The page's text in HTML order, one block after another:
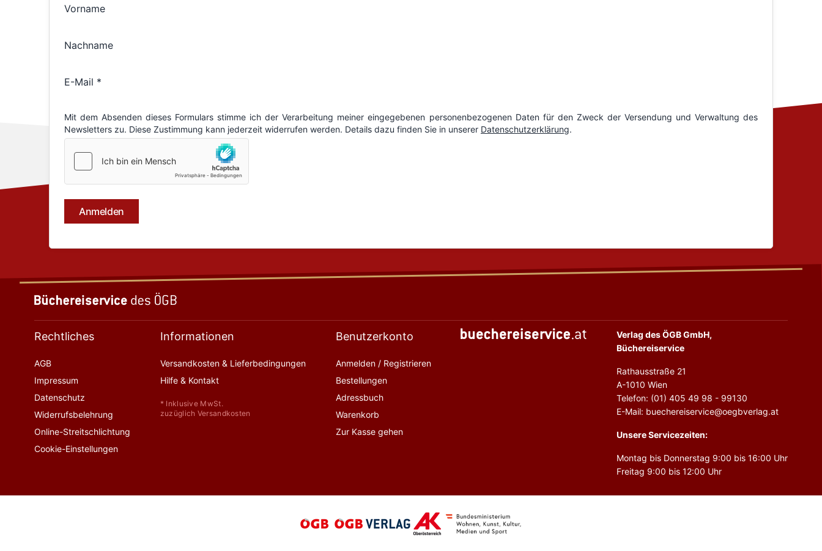
Rechtliches
AGB
Impressum
Datenschutz
Widerrufsbelehrung
Online-Streitschlichtung
Cookie-Einstellungen
Informationen
Versandkosten & Lieferbedingungen
Hilfe & Kontakt
* Inklusive MwSt.
zuzüglich Versandkosten
Benutzerkonto
Anmelden / Registrieren
Bestellungen
Adressbuch
Warenkorb
Zur Kasse gehen
Verlag des ÖGB GmbH,
Büchereiservice
Rathausstraße 21
A-1010 Wien
Telefon: (01) 405 49 98 - 99130
E-Mail: buechereiservice@oegbverlag.at
Unsere Servicezeiten:
Montag bis Donnerstag 9:00 bis 16:00 Uhr
Freitag 9:00 bis 12:00 Uhr